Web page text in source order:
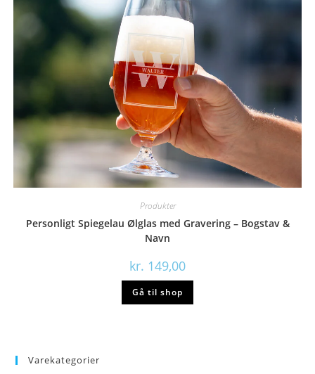
Produkter
Personligt Spiegelau Ølglas med Gravering – Bogstav &
Navn
kr. 149,00
Gå til shop
Varekategorier